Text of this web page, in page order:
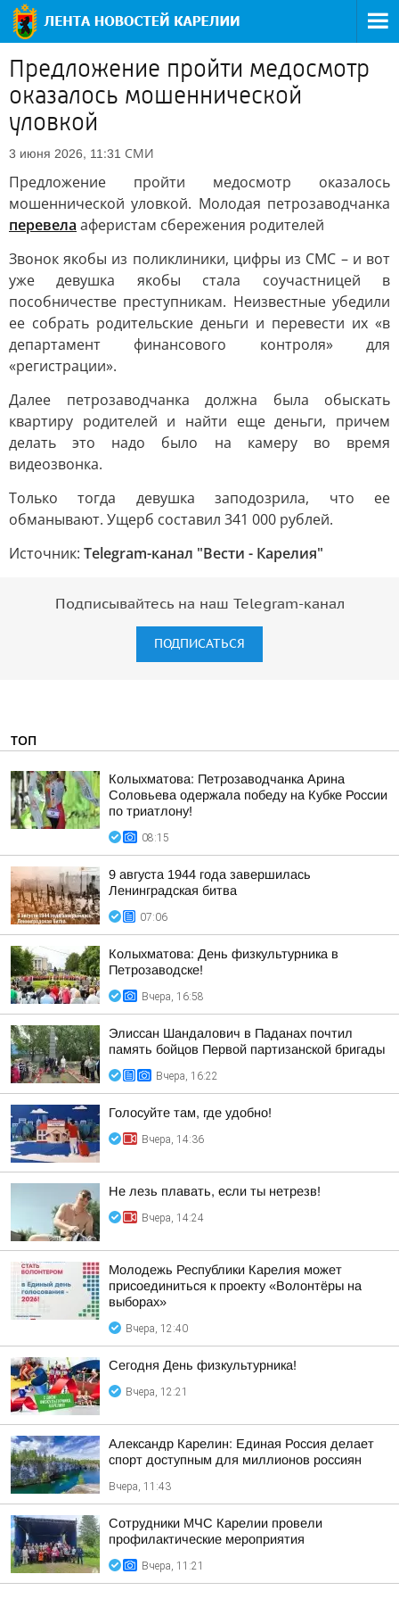
Предложение пройти медосмотр
оказалось мошеннической
уловкой
3 июня 2026, 11:31 СМИ
Предложение пройти медосмотр оказалось
мошеннической уловкой. Молодая петрозаводчанка
перевела аферистам сбережения родителей
Звонок якобы из поликлиники, цифры из СМС – и вот
уже девушка якобы стала соучастницей в
пособничестве преступникам. Неизвестные убедили
ее собрать родительские деньги и перевести их «в
департамент финансового контроля» для
«регистрации».
Далее петрозаводчанка должна была обыскать
квартиру родителей и найти еще деньги, причем
делать это надо было на камеру во время
видеозвонка.
Только тогда девушка заподозрила, что ее
обманывают. Ущерб составил 341 000 рублей.
Источник: Telegram-канал "Вести - Карелия"
Подписывайтесь на наш Telegram-канал
ПОДПИСАТЬСЯ
ТОП
Колыхматова: Петрозаводчанка Арина
Соловьева одержала победу на Кубке России
по триатлону!
08:15
9 августа 1944 года завершилась
Ленинградская битва
07:06
Колыхматова: День физкультурника в
Петрозаводске!
Вчера, 16:58
Элиссан Шандалович в Паданах почтил
память бойцов Первой партизанской бригады
Вчера, 16:22
Голосуйте там, где удобно!
Вчера, 14:36
Не лезь плавать, если ты нетрезв!
Вчера, 14:24
Молодежь Республики Карелия может
присоединиться к проекту «Волонтёры на
выборах»
Вчера, 12:40
Сегодня День физкультурника!
Вчера, 12:21
Александр Карелин: Единая Россия делает
спорт доступным для миллионов россиян
Вчера, 11:43
Сотрудники МЧС Карелии провели
профилактические мероприятия
Вчера, 11:21